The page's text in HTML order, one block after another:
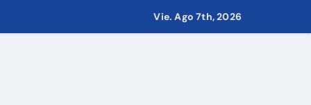
Vie. Ago 7th, 2026